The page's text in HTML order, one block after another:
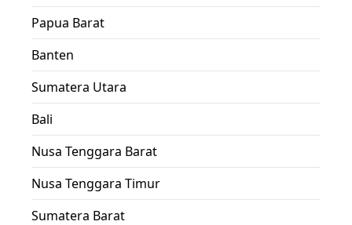
Papua Barat
Banten
Sumatera Utara
Bali
Nusa Tenggara Barat
Nusa Tenggara Timur
Sumatera Barat